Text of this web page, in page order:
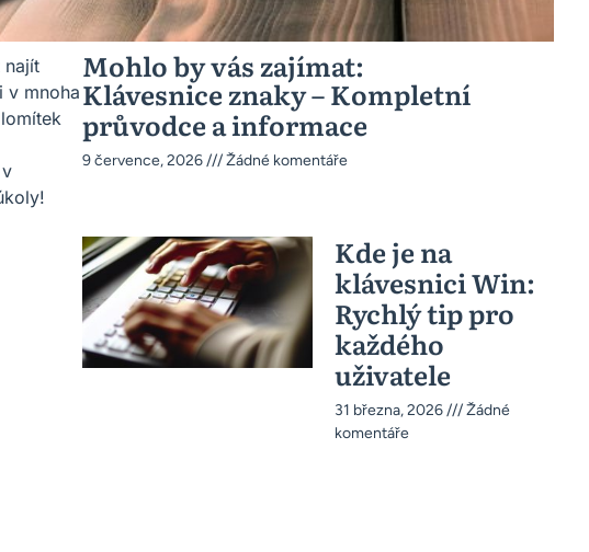
najít
v mnoha
Mohlo by vás zajímat:
Klávesnice znaky – Kompletní
průvodce a informace
9 července, 2026 Žádné komentáře
Kde je na
klávesnici Win:
Rychlý tip pro
každého
uživatele
31 března, 2026
Žádné
komentáře